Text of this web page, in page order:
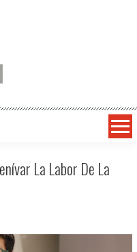
La Labor De La